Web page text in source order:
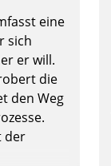
zu
zu
eine
sich
er will.
die
den Weg
der